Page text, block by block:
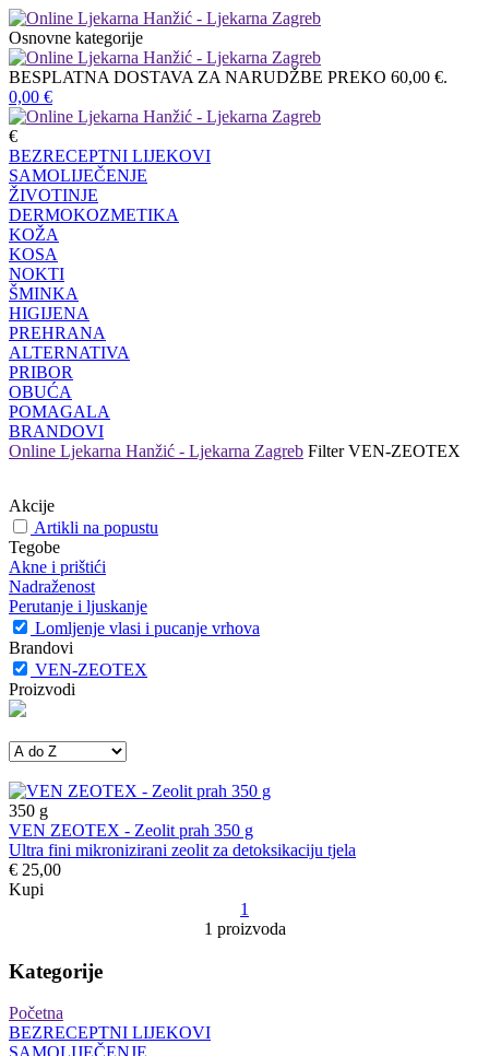
Osnovne kategorije
BESPLATNA DOSTAVA ZA NARUDŽBE PREKO 60,00 €.
0,00 €
€
BEZRECEPTNI LIJEKOVI
SAMOLIJEČENJE
ŽIVOTINJE
DERMOKOZMETIKA
KOŽA
KOSA
NOKTI
ŠMINKA
HIGIJENA
PREHRANA
ALTERNATIVA
PRIBOR
OBUĆA
POMAGALA
BRANDOVI
Online Ljekarna Hanžić - Ljekarna Zagreb Filter VEN-ZEOTEX
Akcije
Artikli na popustu
Tegobe
Akne i prištići
Nadraženost
Perutanje i ljuskanje
Lomljenje vlasi i pucanje vrhova
Brandovi
VEN-ZEOTEX
Proizvodi
350 g
VEN ZEOTEX - Zeolit prah 350 g
Ultra fini mikronizirani zeolit za detoksikaciju tjela
€ 25,00
Kupi
1
1 proizvoda
Kategorije
Početna
BEZRECEPTNI LIJEKOVI